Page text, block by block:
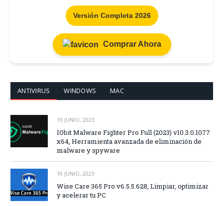
Versión Completa 2026
Comprar Ahora
ANTIVIRUS WINDOWS MAC
19 JUNIO, 2023
IObit Malware Fighter Pro Full (2023) v10.3.0.1077
x64, Herramienta avanzada de eliminación de
malware y spyware
10 JUNIO, 2023
Wise Care 365 Pro v6.5.5.628, Limpiar, optimizar
y acelerar tu PC